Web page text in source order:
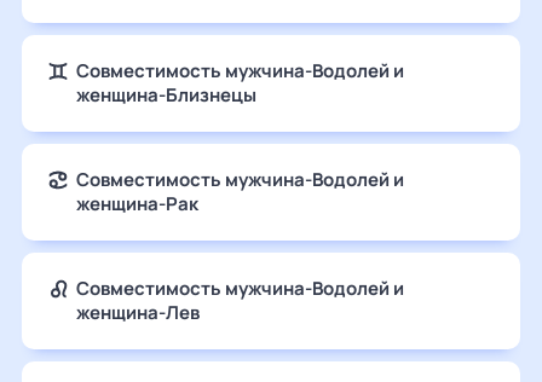
Совместимость мужчина-Водолей и
женщина-Близнецы
Совместимость мужчина-Водолей и
женщина-Рак
Совместимость мужчина-Водолей и
женщина-Лев